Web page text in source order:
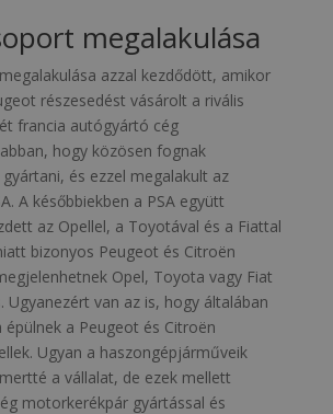
megalakulása
azzal kezdődött, amikor
részesedést vásárolt a rivális
francia autógyártó cég
hogy közösen fognak
és ezzel megalakult az
A későbbiekben a PSA együtt
az Opellel, a Toyotával és a Fiattal
bizonyos Peugeot és Citroën
Opel, Toyota vagy Fiat
Ugyanezért van az is, hogy általában
a Peugeot és Citroën
Ugyan a haszongépjárműveik
a vállalat, de ezek mellett
motorkerékpár gyártással és